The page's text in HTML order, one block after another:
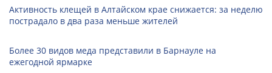
Активность клещей в Алтайском крае снижается: за неделю
пострадало в два раза меньше жителей
Более 30 видов меда представили в Барнауле на
ежегодной ярмарке